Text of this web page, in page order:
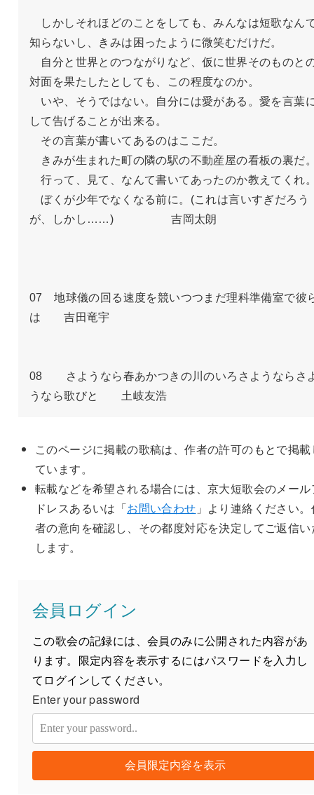
しかしそれほどのことをしても、みんなは短歌なん
知らないし、きみは困ったように微笑むだけだ。
自分と世界とのつながりなど、仮に世界そのものと
対面を果たしたとしても、この程度なのか。
いや、そうではない。自分には愛がある。愛を言葉
して告げることが出来る。
その言葉が書いてあるのはここだ。
きみが生まれた町の隣の駅の不動産屋の看板の裏だ
行って、見て、なんて書いてあったのか教えてくれ
ぼくが少年でなくなる前に。(これは言いすぎだろう
が、しかし……)　　　　　吉岡太朗
07　地球儀の回る速度を競いつつまだ理科準備室で彼
は　　吉田竜宇
08　　さようなら春あかつきの川のいろさようならさ
うなら歌びと　　土岐友浩
このページに掲載の歌稿は、作者の許可のもとで掲載
ています。
転載などを希望される場合には、京大短歌会のメール
ドレスあるいは「お問い合わせ 」より連絡ください
者の意向を確認し、その都度対応を決定してご返信い
します。
会員ログイン
この歌会の記録には、会員のみに公開された内容があ
ります。限定内容を表示するにはパスワードを入力し
てログインしてください。
Enter your password
会員限定内容を表示